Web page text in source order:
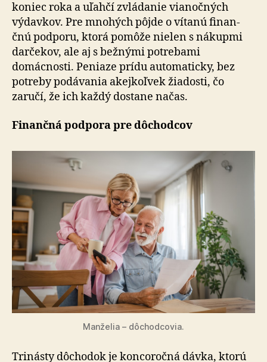
koniec roka a uľahčí zvládanie vianočných
výdavkov. Pre mnohých pôjde o vítanú fi­nan­
čnú podporu, ktorá pomôže nielen s nákupmi
darčekov, ale aj s bežnými potrebami
domácnosti. Peniaze prídu automaticky, bez
potreby podávania akejkoľvek žiadosti, čo
zaručí, že ich každý dostane načas.
Finančná podpora pre dôchodcov
Manželia – dôchodcovia.
Trinásty dôchodok je koncoročná dávka, ktorú